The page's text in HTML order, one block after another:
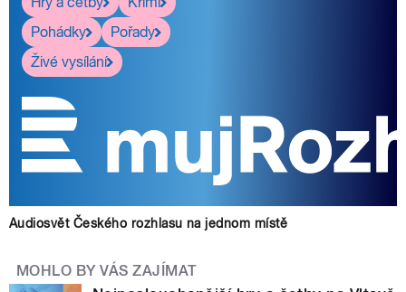
Pohádky
Pořady
Živé vysílání
Audiosvět Českého rozhlasu na jednom místě
MOHLO BY VÁS ZAJÍMAT